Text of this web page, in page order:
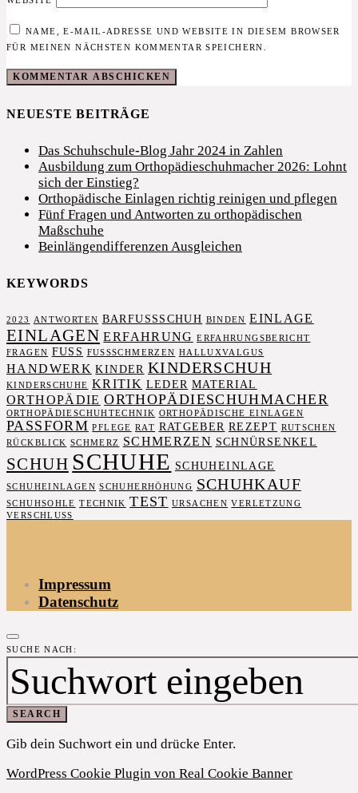
NAME, E-MAIL-ADRESSE UND WEBSITE IN DIESEM BROWSER
FÜR MEINEN NÄCHSTEN KOMMENTAR SPEICHERN.
NEUESTE BEITRÄGE
Das Schuhschule-Blog Jahr 2024 in Zahlen
Ausbildung zum Orthopädieschuhmacher 2026: Lohnt
sich der Einstieg?
Orthopädische Einlagen richtig reinigen und pflegen
Fünf Fragen und Antworten zu orthopädischen
Maßschuhe
Beinlängendifferenzen Ausgleichen
KEYWORDS
2023 ANTWORTEN BARFUSSSCHUH BINDEN EINLAGE
EINLAGEN ERFAHRUNG
ERFAHRUNGSBERICHT
FRAGEN FUSS FUSSSCHMERZEN HALLUXVALGUS
HANDWERK KINDER KINDERSCHUH
KINDERSCHUHE KRITIK LEDER MATERIAL
ORTHOPÄDIE ORTHOPÄDIESCHUHMACHER
ORTHOPÄDIESCHUHTECHNIK ORTHOPÄDISCHE EINLAGEN
PASSFORM PFLEGE RAT RATGEBER REZEPT RUTSCHEN
RÜCKBLICK SCHMERZ SCHMERZEN SCHNÜRSENKEL
SCHUH SCHUHE SCHUHEINLAGE
SCHUHEINLAGEN SCHUHERHÖHUNG SCHUHKAUF
SCHUHSOHLE TECHNIK TEST URSACHEN VERLETZUNG
VERSCHLUSS
Impressum
Datenschutz
SUCHE NACH:
SEARCH
Gib dein Suchwort ein und drücke Enter.
WordPress Cookie Plugin von Real Cookie Banner